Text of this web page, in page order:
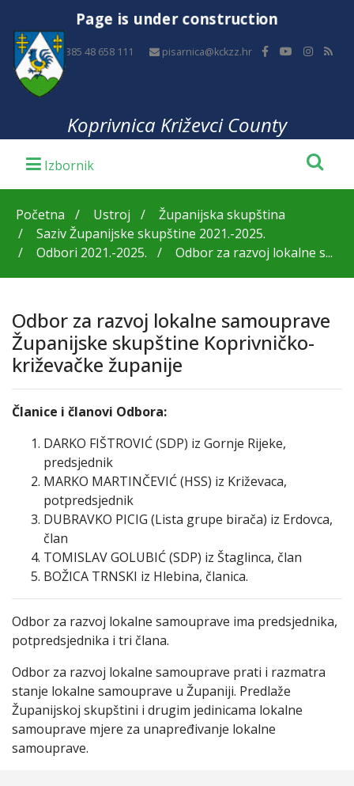
Page is under construction
+385 48 658 111 pisarnica@kckzz.hr
Koprivnica Križevci County
Početna Ustroj
Županijska skupština
Saziv Županijske skupštine 2021.-2025.
Odbori 2021.-2025.
Odbor za razvoj lokalne s...
Odbor za razvoj lokalne samouprave
Županijske skupštine Koprivničko-
križevačke županije
Članice i članovi Odbora:
DARKO FIŠTROVIĆ (SDP) iz Gornje Rijeke,
predsjednik
MARKO MARTINČEVIĆ (HSS) iz Križevaca,
potpredsjednik
DUBRAVKO PICIG (Lista grupe birača) iz Erdovca,
član
TOMISLAV GOLUBIĆ (SDP) iz Štaglinca, član
BOŽICA TRNSKI iz Hlebina, članica.
Odbor za razvoj lokalne samouprave ima predsjednika,
potpredsjednika i tri člana.
Odbor za razvoj lokalne samouprave prati i razmatra
stanje lokalne samouprave u Županiji. Predlaže
Županijskoj skupštini i drugim jedinicama lokalne
samouprave mjere za unapređivanje lokalne
samouprave.